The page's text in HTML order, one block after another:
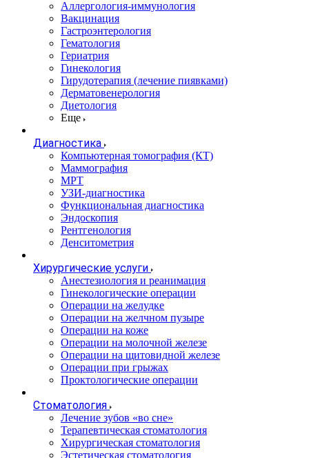
Аллергология-иммунология
Вакцинация
Гастроэнтерология
Гематология
Гериатрия
Гинекология
Гирудотерапия (лечение пиявками)
Дерматовенерология
Диетология
Еще
Диагностика
Компьютерная томография (КТ)
Маммография
МРТ
УЗИ-диагностика
Функциональная диагностика
Эндоскопия
Рентгенология
Денситометрия
Хирургические услуги
Анестезиология и реанимация
Гинекологические операции
Операции на желудке
Операции на желчном пузыре
Операции на коже
Операции на молочной железе
Операции на щитовидной железе
Операции при грыжах
Проктологические операции
Стоматология
Лечение зубов «во сне»
Терапевтическая стоматология
Хирургическая стоматология
Эстетическая стоматология